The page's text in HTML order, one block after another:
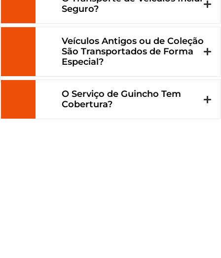
Seguro?
Veículos Antigos ou de Coleção
São Transportados de Forma
Especial?
O Serviço de Guincho Tem
Cobertura?